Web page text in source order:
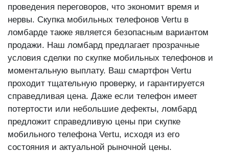
проведения переговоров, что экономит время и
нервы. Скупка мобильных телефонов Vertu в
ломбарде также является безопасным вариантом
продажи. Наш ломбард предлагает прозрачные
условия сделки по скупке мобильных телефонов и
моментальную выплату. Ваш смартфон Vertu
проходит тщательную проверку, и гарантируется
справедливая цена. Даже если телефон имеет
потертости или небольшие дефекты, ломбард
предложит справедливую цены при скупке
мобильного телефона Vertu, исходя из его
состояния и актуальной рыночной цены.